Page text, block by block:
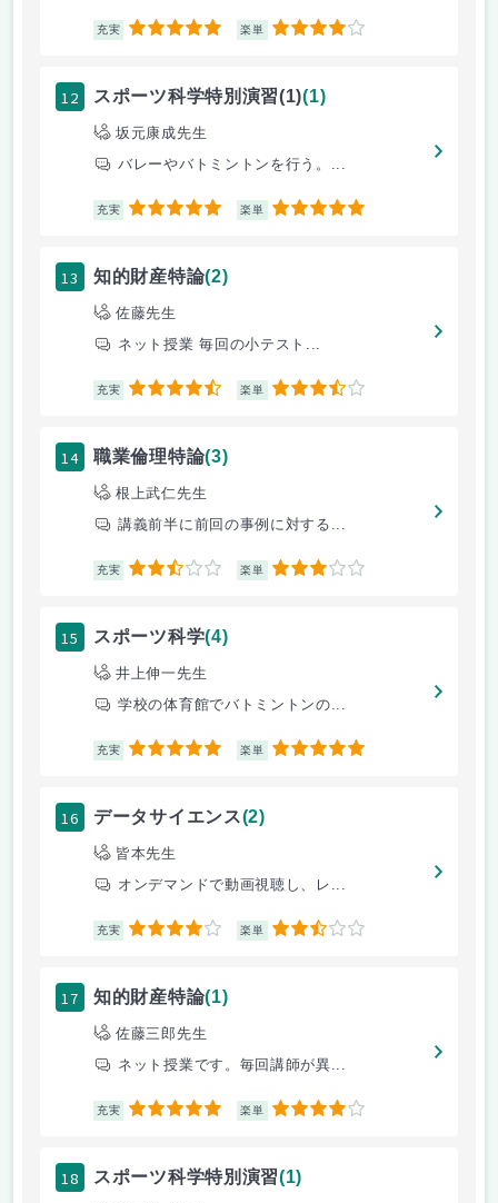
充実 5 楽単 4
12 スポーツ科学特別演習(1)(1)
坂元康成先生
バレーやバトミントンを行う。...
充実 5 楽単 5
13 知的財産特論(2)
佐藤先生
ネット授業 毎回の小テスト...
充実 4.5 楽単 3.5
14 職業倫理特論(3)
根上武仁先生
講義前半に前回の事例に対する...
充実 2.5 楽単 3
15 スポーツ科学(4)
井上伸一先生
学校の体育館でバトミントンの...
充実 5 楽単 5
16 データサイエンス(2)
皆本先生
オンデマンドで動画視聴し、レ...
充実 4 楽単 2.5
17 知的財産特論(1)
佐藤三郎先生
ネット授業です。毎回講師が異...
充実 5 楽単 4
18 スポーツ科学特別演習(1)